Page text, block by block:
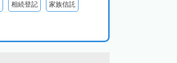
相続登記 家族信託